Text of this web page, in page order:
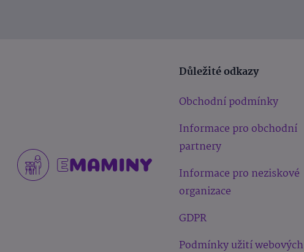
Důležité odkazy
Obchodní podmínky
Informace pro obchodní
partnery
Informace pro neziskové
organizace
GDPR
Podmínky užití webových